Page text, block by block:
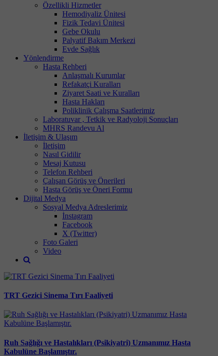
Özellikli Hizmetler
Hemodiyaliz Ünitesi
Fizik Tedavi Ünitesi
Gebe Okulu
Palyatif Bakım Merkezi
Evde Sağlık
Yönlendirme
Hasta Rehberi
Anlaşmalı Kurumlar
Refakatçi Kuralları
Ziyaret Saati ve Kuralları
Hasta Hakları
Poliklinik Çalışma Saatlerimiz
Laboratuvar , Tetkik ve Radyoloji Sonuçları
MHRS Randevu Al
İletişim & Ulaşım
İletişim
Nasıl Gidilir
Mesaj Kutusu
Telefon Rehberi
Çalışan Görüş ve Önerileri
Hasta Görüş ve Öneri Formu
Dijital Medya
Sosyal Medya Adreslerimiz
İnstagram
Facebook
X (Twitter)
Foto Galeri
Video
TRT Gezici Sinema Tırı Faaliyeti
Ruh Sağlığı ve Hastalıkları (Psikiyatri) Uzmanımız Hasta
Kabulüne Başlamıştır.